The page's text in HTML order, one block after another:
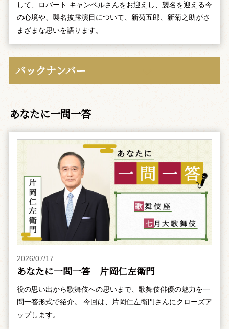
して、ロバート キャンベルさんをお迎えし、襲名を迎える今
の心境や、襲名披露演目について、新菊五郎、新菊之助がさ
まざまな思いを語ります。
バックナンバー
あなたに一問一答
2026/07/17
あなたに一問一答 片岡仁左衛門
役の思い出から歌舞伎への思いまで、歌舞伎俳優の魅力を一
問一答形式で紹介。 今回は、片岡仁左衛門さんにクローズア
ップします。